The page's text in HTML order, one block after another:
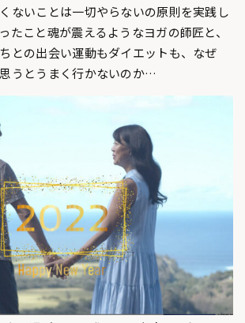
ないことは一切やらないの原則を実践し
たこと魂が震えるようなヨガの師匠と、
との出会い運動もダイエットも、なぜ
思うとうまく行かないのか…